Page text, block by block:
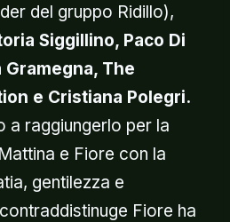
del gruppo Ridillo),
Siggillino, Paco Di
The
e Cristiana Polegri.
a raggiungerlo per la
e Fiore con la
gentilezza e
Fiore ha